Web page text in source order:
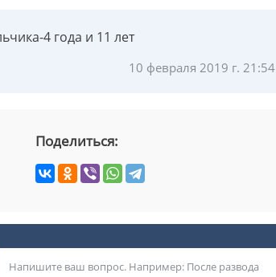
4 года и 11 лет
10 февраля 2019 г. 21:54
Поделиться: